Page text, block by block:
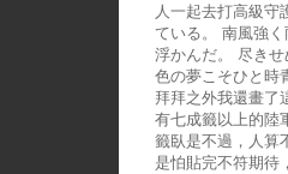
人一起去打高級守
ている。 南風強
浮かんだ。 尽き
色の夢こそひと時
拜拜之外我還畫了
有七成籤以上的陸
籤臥是不過，人算
是怕貼完不符期待